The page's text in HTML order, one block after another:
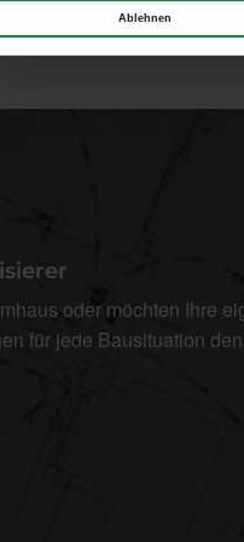
Ablehnen
oder möchten Ihre
für jede Bausituation